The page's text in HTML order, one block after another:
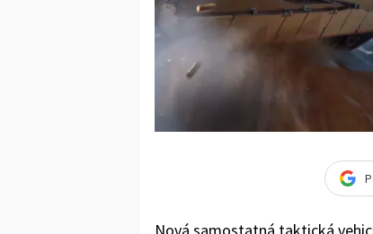
Nová samostatná taktická